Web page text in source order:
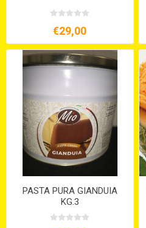
€29,00
PASTA PURA GIANDUIA
KG.3